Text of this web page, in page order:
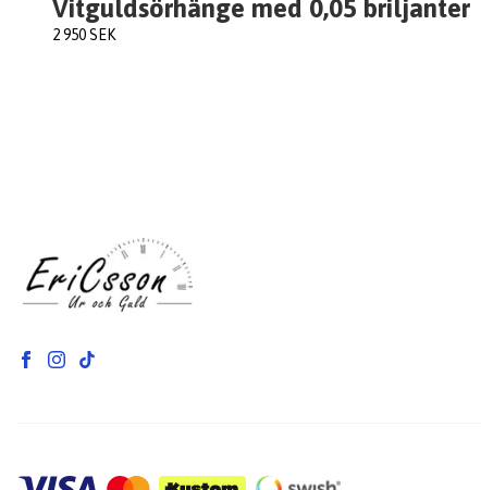
Vitguldsörhänge med 0,05 briljanter
2 950 SEK